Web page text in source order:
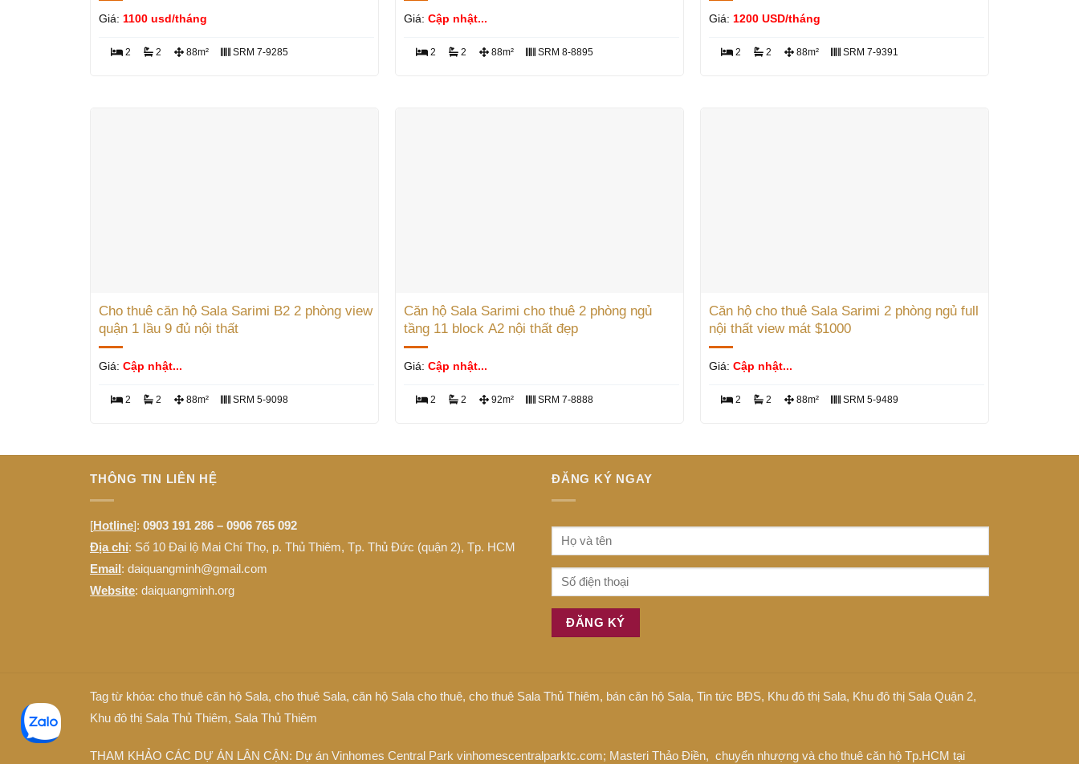
Giá: 1100 usd/tháng
2 2 88m² SRM 7-9285
Giá: Cập nhật...
2 2 88m² SRM 8-8895
Giá: 1200 USD/tháng
2 2 88m² SRM 7-9391
Cho thuê căn hộ Sala Sarimi B2 2 phòng view
quận 1 lầu 9 đủ nội thất
Giá: Cập nhật...
2 2 88m² SRM 5-9098
Căn hộ Sala Sarimi cho thuê 2 phòng ngủ
tầng 11 block A2 nội thất đẹp
Giá: Cập nhật...
2 2 92m² SRM 7-8888
Căn hộ cho thuê Sala Sarimi 2 phòng ngủ full
nội thất view mát $1000
Giá: Cập nhật...
2 2 88m² SRM 5-9489
THÔNG TIN LIÊN HỆ
[Hotline]: 0903 191 286 – 0906 765 092
Địa chỉ: Số 10 Đại lộ Mai Chí Thọ, p. Thủ Thiêm, Tp. Thủ Đức (quận 2), Tp. HCM
Email: daiquangminh@gmail.com
Website: daiquangminh.org
ĐĂNG KÝ NGAY
Tag từ khóa: cho thuê căn hộ Sala, cho thuê Sala, căn hộ Sala cho thuê, cho thuê Sala Thủ Thiêm, bán căn hộ Sala, Tin tức BĐS, Khu đô thị Sala, Khu đô thị Sala Quận 2,
Khu đô thị Sala Thủ Thiêm, Sala Thủ Thiêm
THAM KHẢO CÁC DỰ ÁN LÂN CẬN: Dự án Vinhomes Central Park vinhomescentralparktc.com; Masteri Thảo Điền, chuyển nhượng và cho thuê căn hộ Tp.HCM tại